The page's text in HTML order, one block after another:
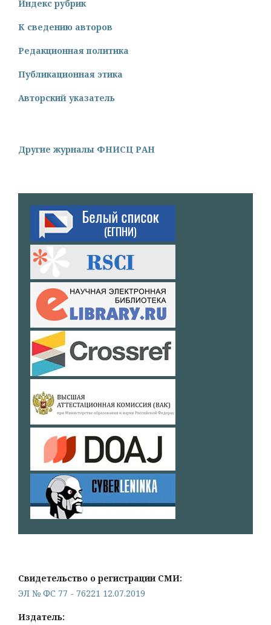
Индекс рубрик
К сведению авторов
Редакционная политика
Публикационная этика
Авторский указатель
Другие журналы ФНИСЦ РАН
Свидетельство о регистрации СМИ:
ЭЛ № ФС 77 - 76221 12.07.2019
Издатель: